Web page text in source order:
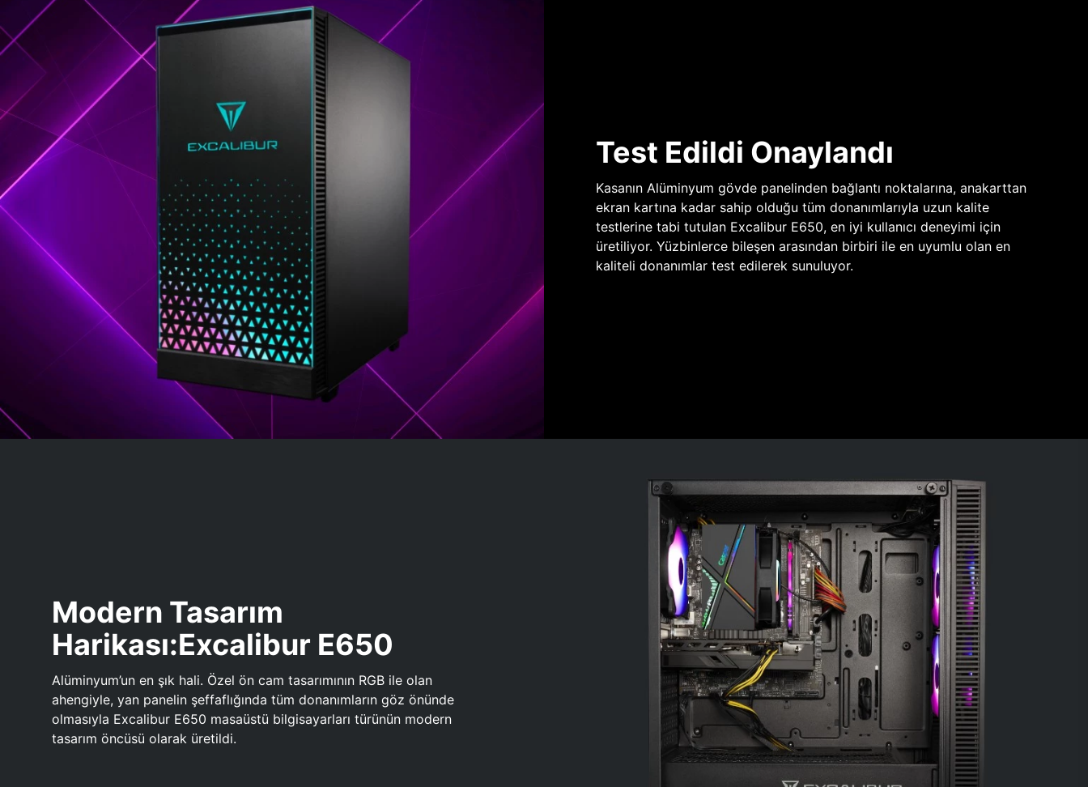
Test Edildi Onaylandı
Kasanın Alüminyum gövde panelinden bağlantı noktalarına, anakarttan
ekran kartına kadar sahip olduğu tüm donanımlarıyla uzun kalite
testlerine tabi tutulan Excalibur E650, en iyi kullanıcı deneyimi için
üretiliyor. Yüzbinlerce bileşen arasından birbiri ile en uyumlu olan en
kaliteli donanımlar test edilerek sunuluyor.
Modern Tasarım
Harikası:Excalibur E650
Alüminyum’un en şık hali. Özel ön cam tasarımının RGB ile olan
ahengiyle, yan panelin şeffaflığında tüm donanımların göz önünde
olmasıyla Excalibur E650 masaüstü bilgisayarları türünün modern
tasarım öncüsü olarak üretildi.